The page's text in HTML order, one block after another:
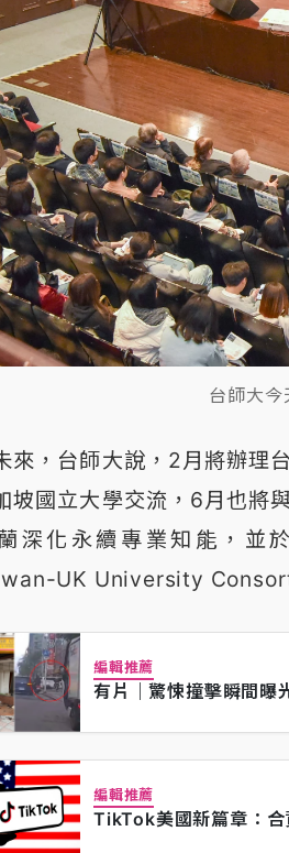
台師大今
來，台師大說，2月將辦理
坡國立大學交流，6月也將
深化永續專業知能，並
UK University
編輯推薦
有片｜驚悚撞擊瞬間
編輯推薦
TikTok美國新篇章：